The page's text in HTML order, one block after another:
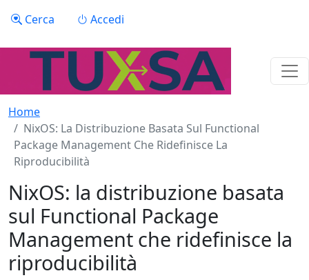
Menu profilo utente
Cerca Accedi
Home
NixOS: La Distribuzione Basata Sul Functional
Package Management Che Ridefinisce La
Riproducibilità
NixOS: la distribuzione basata
sul Functional Package
Management che ridefinisce la
riproducibilità